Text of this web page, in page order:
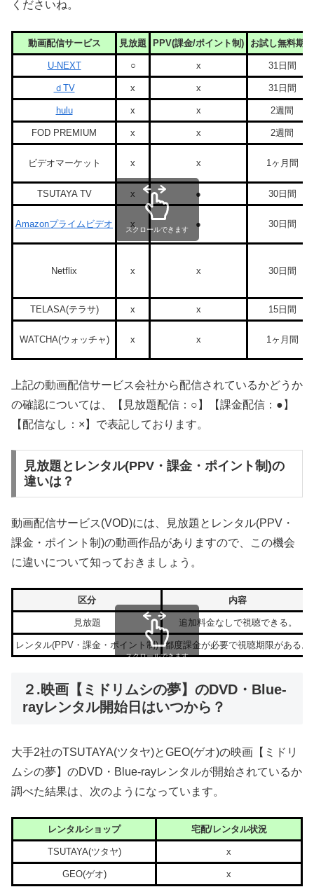
くださいね。
動画配信サービス 見放題 PPV(課金/ポイント制) お試し無料期間
U-NEXT ○ x 31日間
ｄTV x x 31日間
hulu x x 2週間
FOD PREMIUM x x 2週間
ビデオマーケット x x 1ヶ月間
TSUTAYA TV x ● 30日間
Amazonプライムビデオ x ● 30日間
Netflix x x 30日間
TELASA(テラサ) x x 15日間
WATCHA(ウォッチャ) x x 1ヶ月間
スクロールできます
上記の動画配信サービス会社から配信されているかどうか
の確認については、【見放題配信：○】【課金配信：●】
【配信なし：×】で表記しております。
見放題とレンタル(PPV・課金・ポイント制)の
違いは？
動画配信サービス(VOD)には、見放題とレンタル(PPV・
課金・ポイント制)の動画作品がありますので、この機会
に違いについて知っておきましょう。
区分 内容
見放題 追加料金なしで視聴できる。
レンタル(PPV・課金・ポイント制) 都度課金が必要で視聴期限がある。
スクロールできます
２.映画【ミドリムシの夢】のDVD・Blue-
rayレンタル開始日はいつから？
大手2社のTSUTAYA(ツタヤ)とGEO(ゲオ)の映画【ミドリ
ムシの夢】のDVD・Blue-rayレンタルが開始されているか
調べた結果は、次のようになっています。
レンタルショップ 宅配/レンタル状況
TSUTAYA(ツタヤ) x
GEO(ゲオ) x